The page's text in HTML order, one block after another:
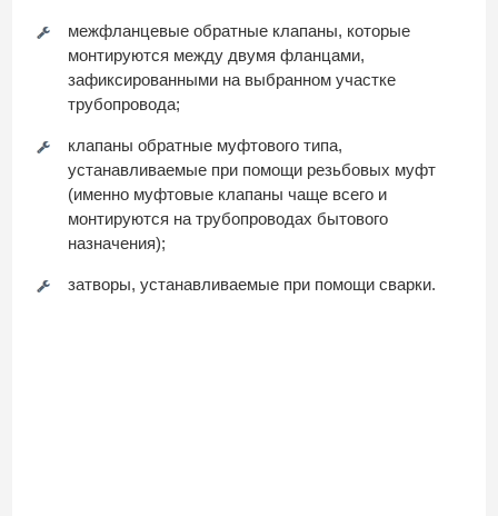
межфланцевые обратные клапаны, которые
монтируются между двумя фланцами,
зафиксированными на выбранном участке
трубопровода;
клапаны обратные муфтового типа,
устанавливаемые при помощи резьбовых муфт
(именно муфтовые клапаны чаще всего и
монтируются на трубопроводах бытового
назначения);
затворы, устанавливаемые при помощи сварки.